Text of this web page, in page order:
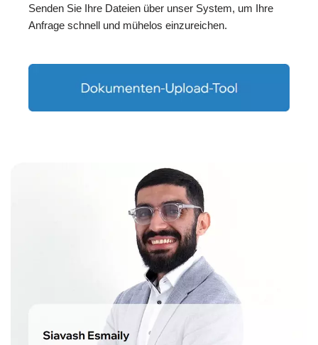
Senden Sie Ihre Dateien über unser System, um Ihre
Anfrage schnell und mühelos einzureichen.